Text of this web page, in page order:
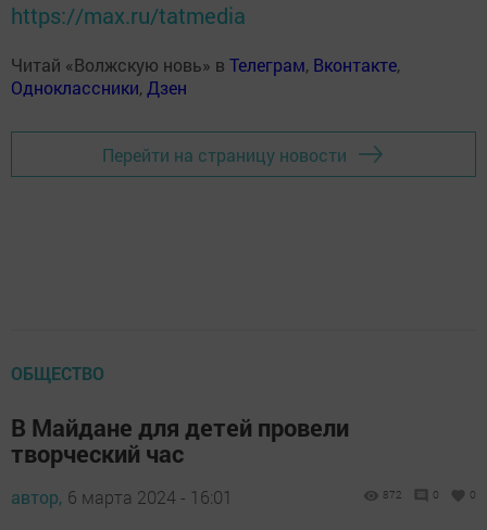
https://max.ru/tatmedia
Читай «Волжскую новь» в Телеграм, Вконтакте,
Одноклассники,Дзен
Перейти на страницу новости
ОБЩЕСТВО
В Майдане для детей провели
творческий час
автор, 6 марта 2024 - 16:01 872 0 0